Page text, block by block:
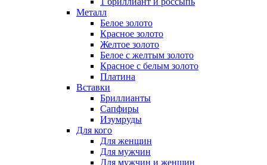
Металл
Белое золото
Красное золото
Желтое золото
Белое с желтым золото
Красное с белым золото
Платина
Вставки
Бриллианты
Сапфиры
Изумруды
Для кого
Для женщин
Для мужчин
Для мужчин и женщин